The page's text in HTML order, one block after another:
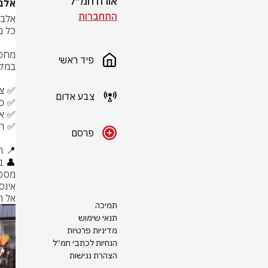
התחברות
פיד ראשי
צבע אדום
פרסם
תמיכה
תנאי שימוש
מדיניות פרטיות
הנחיות לכתבי חמ״ל
הצהרת נגישות
אל